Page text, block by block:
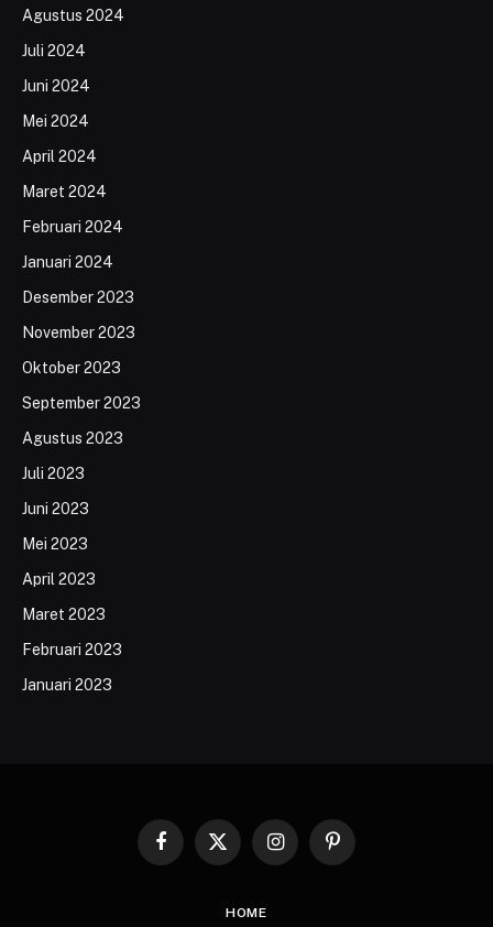
Agustus 2024
Juli 2024
Juni 2024
Mei 2024
April 2024
Maret 2024
Februari 2024
Januari 2024
Desember 2023
November 2023
Oktober 2023
September 2023
Agustus 2023
Juli 2023
Juni 2023
Mei 2023
April 2023
Maret 2023
Februari 2023
Januari 2023
Facebook
X
InstagramPinterest
HOME